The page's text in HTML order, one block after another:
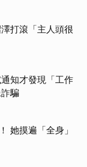
打滾「主人頭很
知才發現「工作
騙
她摸遍「全身」